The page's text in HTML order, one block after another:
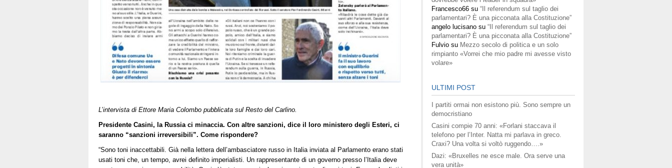
L’intervista di Ettore Maria Colombo pubblicata sul Resto del Carlino.
Presidente Casini, la Russia ci minaccia. Con altre sanzioni, dice il loro ministero degli Esteri, ci
saranno “sanzioni irreversibili”. Come rispondere?
“Sono toni inaccettabili. Già nella lettera dell’ambasciatore russo in Italia inviata al Parlamento erano stati
usati toni che, un tempo, avrei definito imperialisti. Un rappresentante di un governo presso l’Italia deve
Francesco66 su “Il referendum sul taglio dei
parlamentari? È una picconata alla Costituzione”
angelo lucisano su “Il referendum sul taglio dei
parlamentari? È una picconata alla Costituzione”
Fulvio su Mezzo secolo di politica e un solo
rimpianto «Vorrei che mio padre mi avesse visto
volare»
ULTIMI POST
I partiti ormai non esistono più. Sono sempre un
democristiano
Casini compie 70 anni: «Forlani staccava il
telefono per l’Inter. Natta mi parlava in greco.
Craxi? Una volta si voltò ruggendo….»
Dazi: «Bruxelles ne esce male. Ora serve una
vera unità»